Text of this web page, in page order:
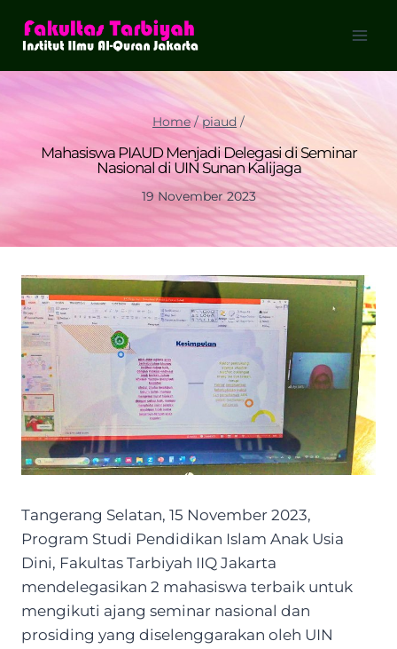
Home / piaud /
Mahasiswa PIAUD Menjadi Delegasi di Seminar
Nasional di UIN Sunan Kalijaga
19 November 2023
Tangerang Selatan, 15 November 2023,
Program Studi Pendidikan Islam Anak Usia
Dini, Fakultas Tarbiyah IIQ Jakarta
mendelegasikan 2 mahasiswa terbaik untuk
mengikuti ajang seminar nasional dan
prosiding yang diselenggarakan oleh UIN